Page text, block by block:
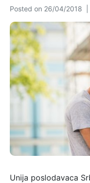
Posted on 26/04/2018
Unija poslodavaca